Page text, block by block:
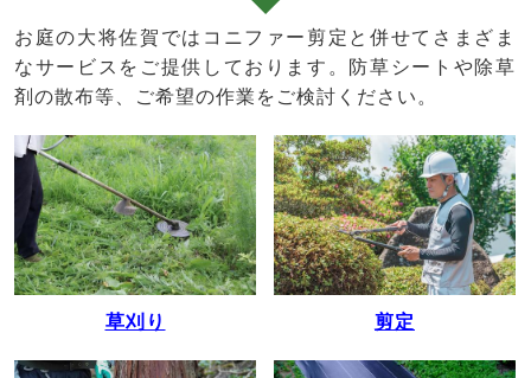
お庭の大将佐賀ではコニファー剪定と併せてさまざま
なサービスをご提供しております。防草シートや除草
剤の散布等、ご希望の作業をご検討ください。
草刈り 剪定